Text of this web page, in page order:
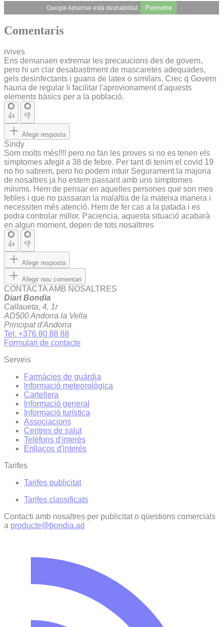
Google Adsense està deshabilitat. Permetre
Comentaris
rvives
Ens demanaen extremar les precaucions des de govern,
pero hi un clar desabastiment de mascaretes adequades,
gels desinfectants i guans de latex o similars. Crec q Govern
hauria de regular li facilitar l'aprovionament d'aquests
elements bàsics per a la població.
👍 👎
Afegir resposta
Sindy
Som molts més!!!! pero no fan les proves si no es tenen els
simptomes afegit a 38 de febre. Per tant di tenim el covid 19
no ho sabrem, pero ho podem intuir Segurament la majoria
de nosaltres ja ho estem passant amb uns simptomes
mínims. Hem de pensar en aquelles persones que son mes
febles i que no passaran la malaltia de la mateixa manera i
necessiten més atenció. Hem de fer cas a la patada i es
podra controlar millor. Paciencia, aquesta situació acabarà
en algun moment, depen de tots nosaltrres
👍 👎
Afegir resposta
Afegir nou comentari
CONTACTA AMB NOSALTRES
Diari Bondia
Callaueta, 4, 1r
AD500 Andorra la Vella
Principat d'Andorra
Tel. +376 80 88 88
Formulari de contacte
Serveis
Farmàcies de guàrdia
Informació meteorològica
Cartellera
Informació general
Informació turística
Associacions
Centres de salut
Telèfons d'interès
Enllaços d'interés
Tarifes
Tarifes publicitat
Tarifes classificats
Contacti amb nosaltres per publicitat o qüestions comercials
a producte@bondia.ad